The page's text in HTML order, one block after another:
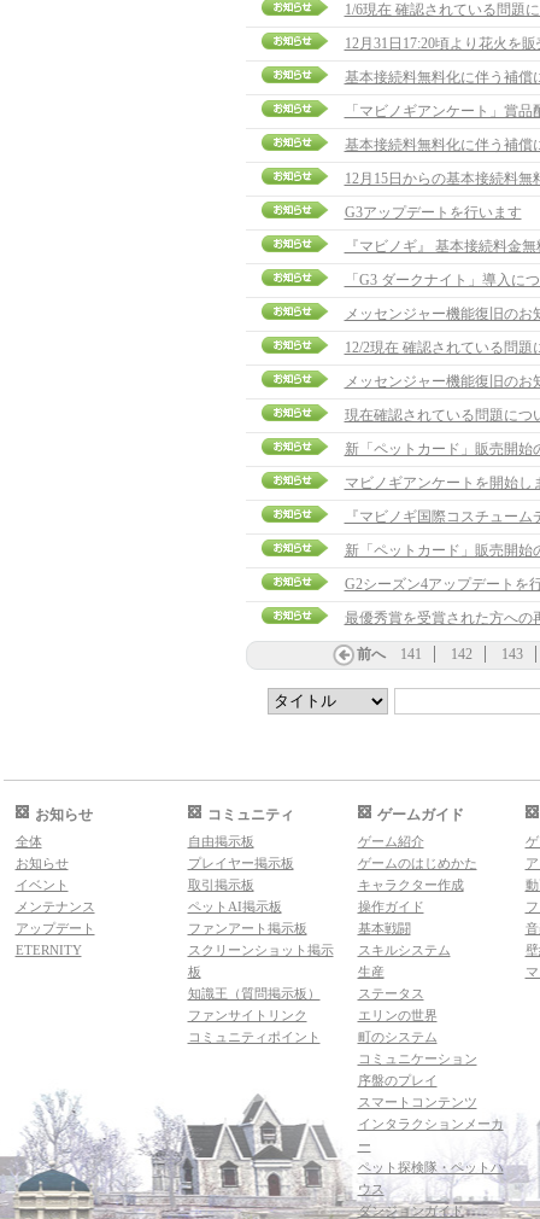
1/6現在 確認されている問題
12月31日17:20頃より花火を
基本接続料無料化に伴う補償
「マビノギアンケート」賞
基本接続料無料化に伴う補償
12月15日からの基本接続料無
G3アップデートを行います
『マビノギ』 基本接続料金
「G3 ダークナイト」導入に
メッセンジャー機能復旧のお
12/2現在 確認されている問題
メッセンジャー機能復旧のお
現在確認されている問題につ
新「ペットカード」販売開始
マビノギアンケートを開始し
『マビノギ国際コスチュー
新「ペットカード」販売開始
G2シーズン4アップデートを
最優秀賞を受賞された方への
前へ 141 142 143
お知らせ
全体
お知らせ
イベント
メンテナンス
アップデート
ETERNITY
コミュニティ
自由掲示板
プレイヤー掲示板
取引掲示板
ペットAI掲示板
ファンアート掲示板
スクリーンショット掲示
板
知識王（質問掲示板）
ファンサイトリンク
コミュニティポイント
ゲームガイド
ゲーム紹介
ゲームのはじめかた
キャラクター作成
操作ガイド
基本戦闘
スキルシステム
生産
ステータス
エリンの世界
町のシステム
コミュニケーション
序盤のプレイ
スマートコンテンツ
インタラクションメーカ
ー
ペット探検隊・ペットハ
ウス
ダンジョンガイド